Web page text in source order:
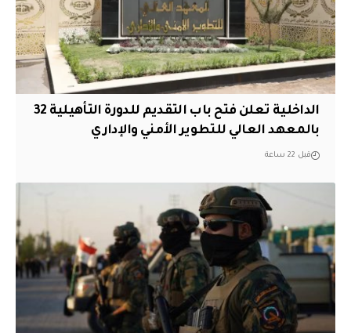
الداخلية تعلن فتح باب التقديم للدورة التأهيلية 32
بالمعهد العالي للتطوير الأمني والإداري
قبل 22 ساعة